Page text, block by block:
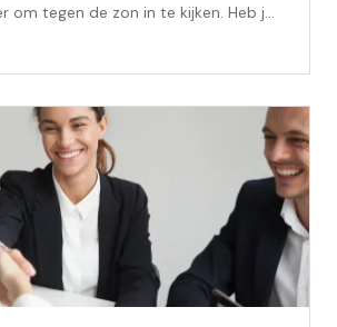
om tegen de zon in te kijken. Heb je
is ...